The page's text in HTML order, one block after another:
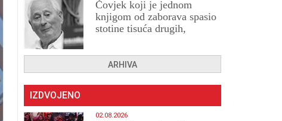
Čovjek koji je jednom
knjigom od zaborava spasio
stotine tisuća drugih,
ARHIVA
IZDVOJENO
02.08.2026